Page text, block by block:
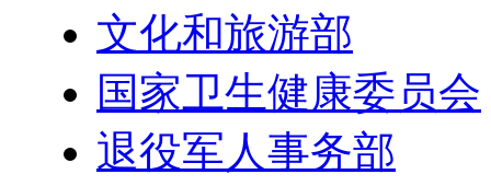
文化和旅游部
国家卫生健康委员会
退役军人事务部